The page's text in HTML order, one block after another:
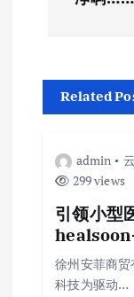
Related
admin
299 views
引领小型
徐州安菲商贸
科技为驱动…